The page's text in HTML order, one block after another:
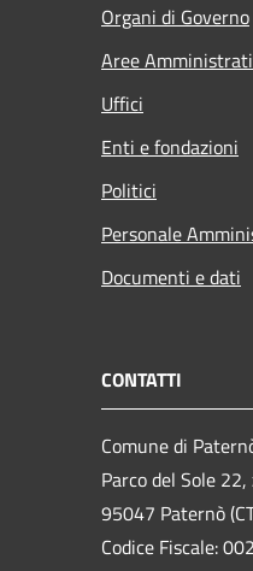
Organi di Governo
Aree
Uffici
Enti e fondazioni
Politici
Personale
Documenti e dati
CONTATTI
Comune di
Parco del Sole
95047 Paternò
Codice Fiscale: